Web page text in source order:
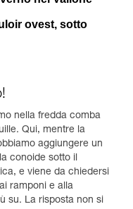
ovest, sotto
nella fredda comba
Qui, mentre la
aggiungere un
conoide sotto il
e viene da chiedersi
ramponi e alla
su. La risposta non si